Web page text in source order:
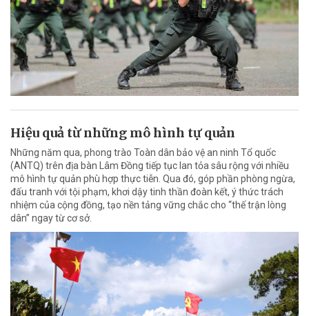
Hiệu quả từ những mô hình tự quản
Những năm qua, phong trào Toàn dân bảo vệ an ninh Tổ quốc
(ANTQ) trên địa bàn Lâm Đồng tiếp tục lan tỏa sâu rộng với nhiều
mô hình tự quản phù hợp thực tiễn. Qua đó, góp phần phòng ngừa,
đấu tranh với tội phạm, khơi dậy tinh thần đoàn kết, ý thức trách
nhiệm của cộng đồng, tạo nền tảng vững chắc cho “thế trận lòng
dân” ngay từ cơ sở.